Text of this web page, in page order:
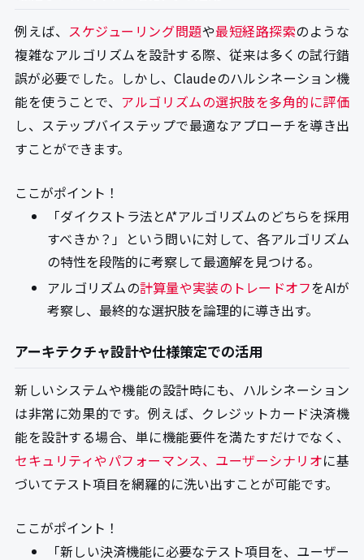
例えば、 スケジューリング問題や最短経路探索のような
複雑なアルゴリズムを設計する際、従来は多くの試行錯
誤が必要でした。しかし、Claudeのハルシネーション機
能を使うことで、 アルゴリズムの選択肢を多角的に評価
し、ステップバイステップで最適なアプローチを導き出
すことができます。
ここがポイント！
「ダイクストラ法とA*アルゴリズムのどちらを採用
すべきか？」という問いに対して、各アルゴリズム
の特性を段階的に考察して最適解を見つける。
アルゴリズムの計算量や実装のトレードオフをAIが
考察し、最終的な選択肢を論理的に導き出す。
アーキテクチャ設計や仕様策定での活用
新しいシステムや機能の設計時にも、ハルシネーション
は非常に効果的です。例えば、クレジットカード決済機
能を設計する場合、単に機能要件を満たすだけでなく、
セキュリティやパフォーマンス、ユーザーシナリオに基
づいてテスト項目を網羅的に洗い出すことが可能です。
ここがポイント！
「新しい決済機能に必要なテスト項目を、ユーザー